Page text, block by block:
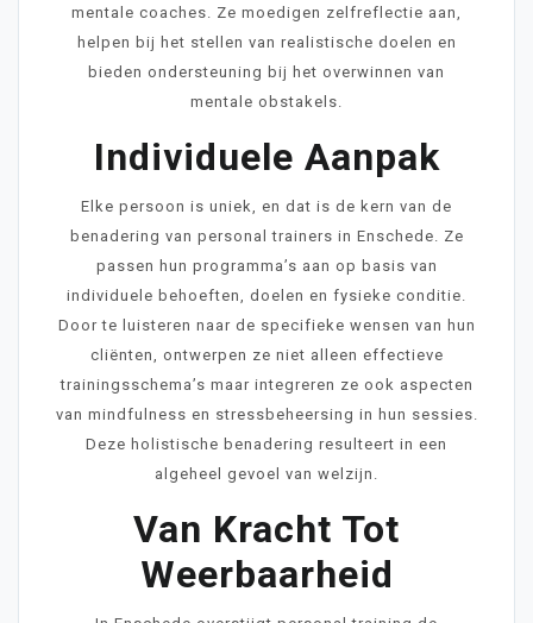
mentale coaches. Ze moedigen zelfreflectie aan,
helpen bij het stellen van realistische doelen en
bieden ondersteuning bij het overwinnen van
mentale obstakels.
Individuele Aanpak
Elke persoon is uniek, en dat is de kern van de
benadering van personal trainers in Enschede. Ze
passen hun programma’s aan op basis van
individuele behoeften, doelen en fysieke conditie.
Door te luisteren naar de specifieke wensen van hun
cliënten, ontwerpen ze niet alleen effectieve
trainingsschema’s maar integreren ze ook aspecten
van mindfulness en stressbeheersing in hun sessies.
Deze holistische benadering resulteert in een
algeheel gevoel van welzijn.
Van Kracht Tot
Weerbaarheid